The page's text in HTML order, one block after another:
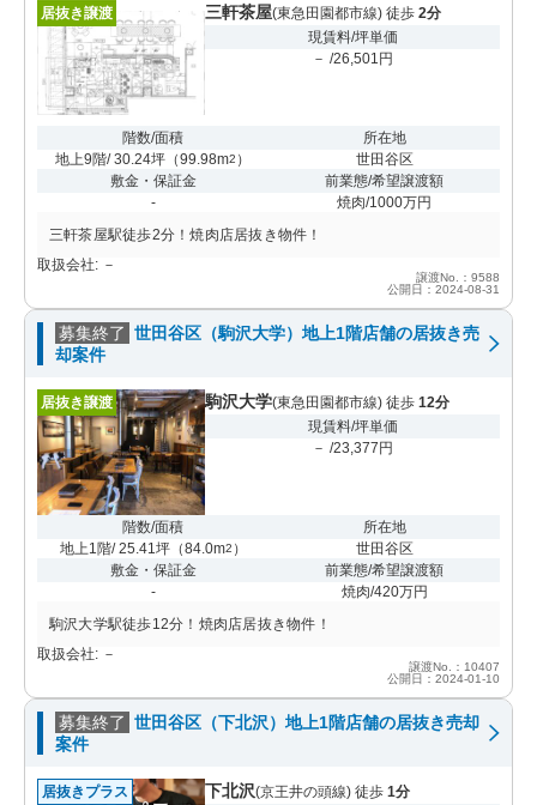
居抜き譲渡 三軒茶屋(東急田園都市線) 徒歩 2分
現賃料/坪単価
－ /26,501円
階数/面積
地上9階/ 30.24坪 （99.98m2 ）
所在地
世田谷区
敷金・保証金
-
前業態/希望譲渡額
焼肉/1000万円
三軒茶屋駅徒歩2分！焼肉店居抜き物件！
取扱会社: －
譲渡No.：9588
公開日：2024-08-31
募集終了 世田谷区（駒沢大学）地上1階店舗の居抜き売
却案件
居抜き譲渡 駒沢大学(東急田園都市線) 徒歩 12分
現賃料/坪単価
－ /23,377円
階数/面積
地上1階/ 25.41坪（84.0m2 ）
所在地
世田谷区
敷金・保証金
-
前業態/希望譲渡額
焼肉/420万円
駒沢大学駅徒歩12分！焼肉店居抜き物件！
取扱会社: －
譲渡No.：10407
公開日：2024-01-10
募集終了 世田谷区（下北沢）地上1階店舗の居抜き売却
案件
居抜きプラス 下北沢(京王井の頭線) 徒歩 1分